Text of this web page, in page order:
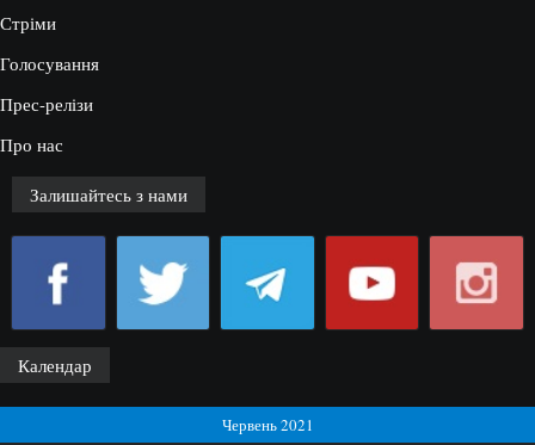
Стріми
Голосування
Прес-релізи
Про нас
Залишайтесь з нами
Календар
Червень 2021